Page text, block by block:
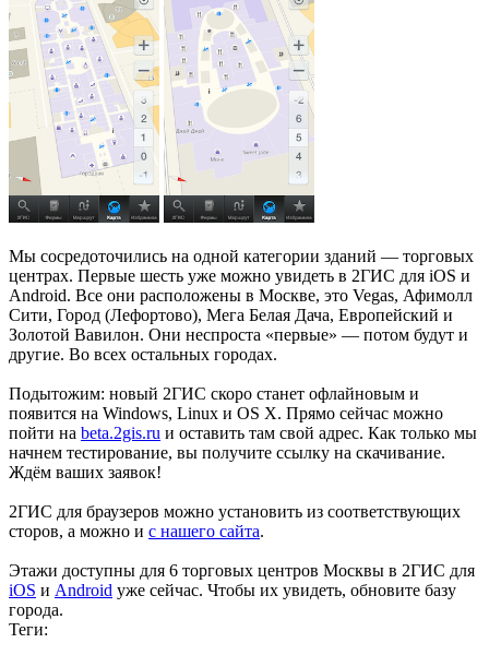
Мы сосредоточились на одной категории зданий — торговых
центрах. Первые шесть уже можно увидеть в 2ГИС для iOS и
Android. Все они расположены в Москве, это Vegas, Афимолл
Сити, Город (Лефортово), Мега Белая Дача, Европейский и
Золотой Вавилон. Они неспроста «первые» — потом будут и
другие. Во всех остальных городах.
Подытожим: новый 2ГИС скоро станет офлайновым и
появится на Windows, Linux и OS X. Прямо сейчас можно
пойти на beta.2gis.ru и оставить там свой адрес. Как только мы
начнем тестирование, вы получите ссылку на скачивание.
Ждём ваших заявок!
2ГИС для браузеров можно установить из соответствующих
сторов, а можно и с нашего сайта.
Этажи доступны для 6 торговых центров Москвы в 2ГИС для
iOS и Android уже сейчас. Чтобы их увидеть, обновите базу
города.
Теги: